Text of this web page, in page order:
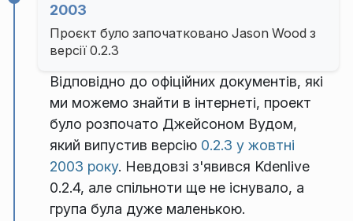
2003
Проєкт було започатковано Jason Wood з
версії 0.2.3
Відповідно до офіційних документів, які
ми можемо знайти в інтернеті, проект
було розпочато Джейсоном Вудом,
який випустив версію 0.2.3 у жовтні
2003 року. Невдовзі з'явився Kdenlive
0.2.4, але спільноти ще не існувало, а
група була дуже маленькою.